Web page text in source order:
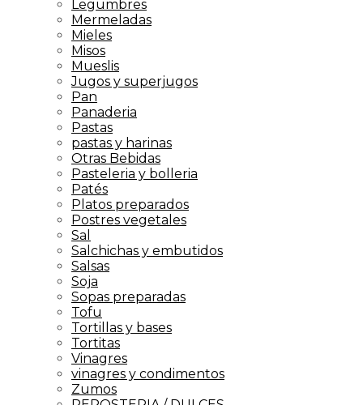
Legumbres
Mermeladas
Mieles
Misos
Mueslis
Jugos y superjugos
Pan
Panaderia
Pastas
pastas y harinas
Otras Bebidas
Pasteleria y bolleria
Patés
Platos preparados
Postres vegetales
Sal
Salchichas y embutidos
Salsas
Soja
Sopas preparadas
Tofu
Tortillas y bases
Tortitas
Vinagres
vinagres y condimentos
Zumos